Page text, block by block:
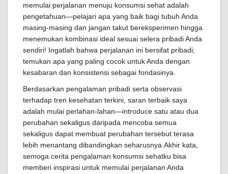
memulai perjalanan menuju konsumsi sehat adalah
pengetahuan—pelajari apa yang baik bagi tubuh Anda
masing-masing dan jangan takut bereksperimen hingga
menemukan kombinasi ideal sesuai selera pribadi Anda
sendiri! Ingatlah bahwa perjalanan ini bersifat pribadi;
temukan apa yang paling cocok untuk Anda dengan
kesabaran dan konsistensi sebagai fondasinya.
Berdasarkan pengalaman pribadi serta observasi
terhadap tren kesehatan terkini, saran terbaik saya
adalah mulai perlahan-lahan—introduce satu atau dua
perubahan sekaligus daripada mencoba semua
sekaligus dapat membuat perubahan tersebut terasa
lebih menantang dibandingkan seharusnya.Akhir kata,
semoga cerita pengalaman konsumsi sehatku bisa
memberi inspirasi untuk memulai perjalanan Anda